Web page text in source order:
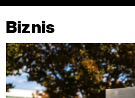
Biznis